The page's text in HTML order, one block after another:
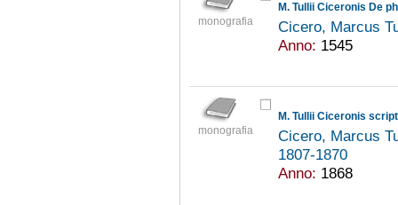
monografia
M. Tullii Ciceronis De
Cicero, Marcus
Anno: 1545
monografia
M. Tullii Ciceronis
Cicero, Marcus
1807-1870
Anno: 1868